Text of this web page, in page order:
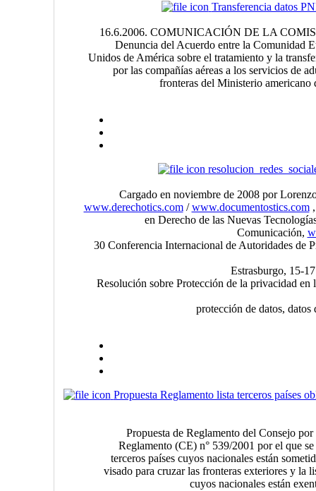
Transferencia datos
16.6.2006. COMUNICACIÓN DE LA
Denuncia del Acuerdo entre la Comunidad
Unidos de América sobre el tratamiento y la
por las compañías aéreas a los servicios de
fronteras del Ministerio americano
Cargado en noviembre de 2008 por
www.derechotics.com/www.documentostics.com,
en Derecho de las Nuevas
Comunicación,
30 Conferencia Internacional de Autoridades de
Estrasburgo, 15-
Resolución sobre Protección de la privacidad en
protección de datos, datos
Propuesta Reglamento lista terceros países
Propuesta de Reglamento del Consejo
Reglamento (CE) n° 539/2001 por el que se
terceros países cuyos nacionales están
visado para cruzar las fronteras exteriores y la
cuyos nacionales están